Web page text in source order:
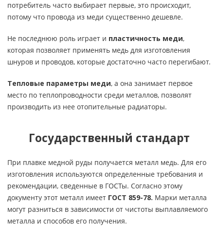
потребитель часто выбирает первые, это происходит,
потому что провода из меди существенно дешевле.
Не последнюю роль играет и пластичность меди,
которая позволяет применять медь для изготовления
шнуров и проводов, которые достаточно часто перегибают.
Тепловые параметры меди, а она занимает первое
место по теплопроводности среди металлов, позволят
производить из нее отопительные радиаторы.
Государственный стандарт
При плавке медной руды получается металл медь. Для его
изготовления используются определенные требования и
рекомендации, сведенные в ГОСТы. Согласно этому
документу этот металл имеет ГОСТ 859-78. Марки металла
могут разниться в зависимости от чистоты выплавляемого
металла и способов его получения.